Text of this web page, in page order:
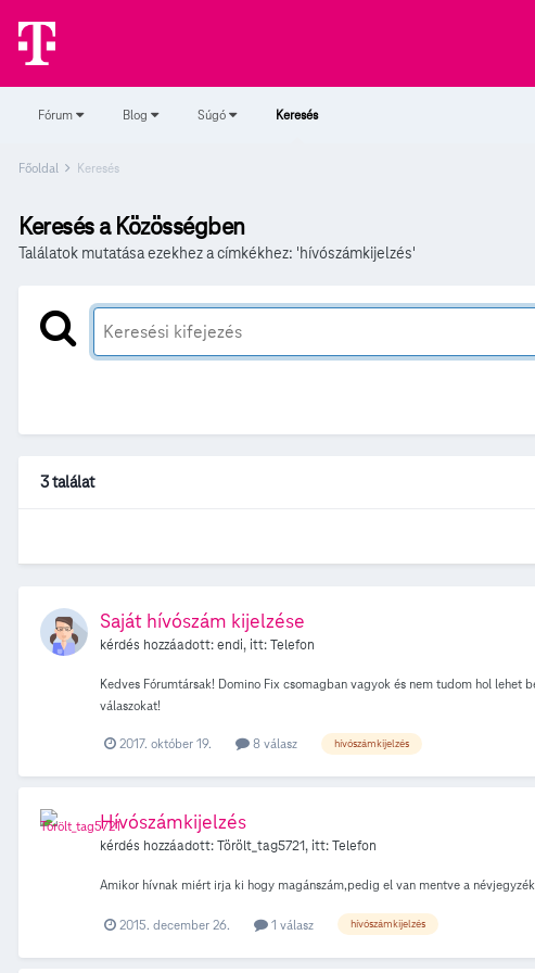
Fórum Blog Súgó Keresés
Főoldal Keresés
Keresés a Közösségben
Találatok mutatása ezekhez a címkékhez: 'hívószámkijelzés'
3 találat
Saját hívószám kijelzése
kérdés hozzáadott:endi, itt:Telefon
Kedves Fórumtársak! Domino Fix csomagban vagyok és nem tudom hol lehet
válaszokat!
2017. október 19. 8 válasz hívószámkijelzés
Hívószámkijelzés
kérdés hozzáadott:Törölt_tag5721, itt:Telefon
Amikor hívnak miért irja ki hogy magánszám,pedig el van mentve a
2015. december 26. 1 válasz hívószámkijelzés